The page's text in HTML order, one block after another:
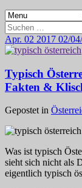
Suchen
nach:
Apr. 02 2017 02/
Typisch
Fakten &
Gepostet in
Was ist typisch
sieht sich nicht als
eigentlich typisch